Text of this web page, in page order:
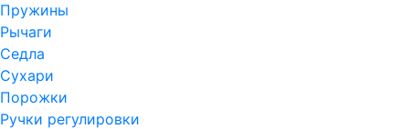
Пружины
Рычаги
Седла
Сухари
Порожки
Ручки регулировки